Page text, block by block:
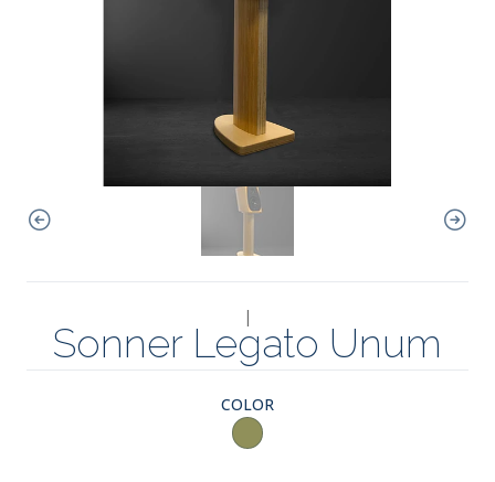
|
Sonner Legato Unum
COLOR